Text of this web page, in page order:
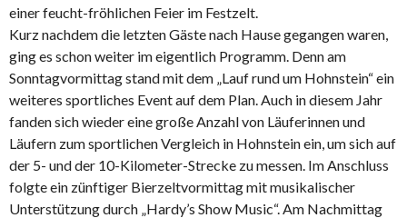
einer feucht-fröhlichen Feier im Festzelt.
Kurz nachdem die letzten Gäste nach Hause gegangen waren,
ging es schon weiter im eigentlich Programm. Denn am
Sonntagvormittag stand mit dem „Lauf rund um Hohnstein“ ein
weiteres sportliches Event auf dem Plan. Auch in diesem Jahr
fanden sich wieder eine große Anzahl von Läuferinnen und
Läufern zum sportlichen Vergleich in Hohnstein ein, um sich auf
der 5- und der 10-Kilometer-Strecke zu messen. Im Anschluss
folgte ein zünftiger Bierzeltvormittag mit musikalischer
Unterstützung durch „Hardy’s Show Music“. Am Nachmittag